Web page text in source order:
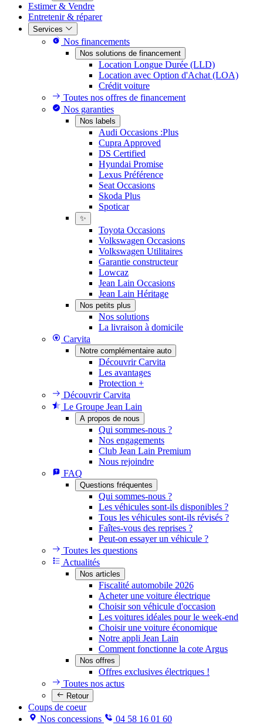
Estimer & Vendre
Entretenir & réparer
Services
Nos financements
Nos solutions de financement
Location Longue Durée (LLD)
Location avec Option d'Achat (LOA)
Crédit voiture
Toutes nos offres de financement
Nos garanties
Nos labels
Audi Occasions :Plus
Cupra Approved
DS Certified
Hyundai Promise
Lexus Préférence
Seat Occasions
Skoda Plus
Spoticar
✨
Toyota Occasions
Volkswagen Occasions
Volkswagen Utilitaires
Garantie constructeur
Lowcaz
Jean Lain Occasions
Jean Lain Héritage
Nos petits plus
Nos solutions
La livraison à domicile
Carvita
Notre complémentaire auto
Découvrir Carvita
Les avantages
Protection +
Découvrir Carvita
Le Groupe Jean Lain
A propos de nous
Qui sommes-nous ?
Nos engagements
Club Jean Lain Premium
Nous rejoindre
FAQ
Questions fréquentes
Qui sommes-nous ?
Les véhicules sont-ils disponibles ?
Tous les véhicules sont-ils révisés ?
Faîtes-vous des reprises ?
Peut-on essayer un véhicule ?
Toutes les questions
Actualités
Nos articles
Fiscalité automobile 2026
Acheter une voiture électrique
Choisir son véhicule d'occasion
Les voitures idéales pour le week-end
Choisir une voiture économique
Notre appli Jean Lain
Comment fonctionne la cote Argus
Nos offres
Offres exclusives électriques !
Toutes nos actus
Retour
Coups de coeur
Nos concessions
04 58 16 01 60